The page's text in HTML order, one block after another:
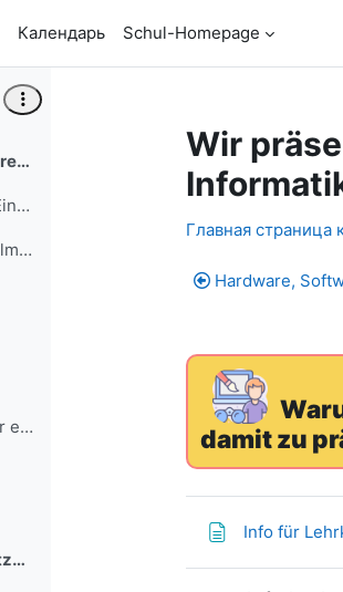
Календарь Schul-Homepage
Informatik 5.1 Wir präsentieren uns als Avatare und nutzen ein Informatiksystem
Information für Lehrkräfte: Einstieg
https://402001.logineonrw-lms.de/draftfile.p...
Wie können wir einen Avatar erstellen und uns dam...
Hardware, Software,Vernetzung
Wir
Section
Главная страница
Hardware,
damit zu
Info für